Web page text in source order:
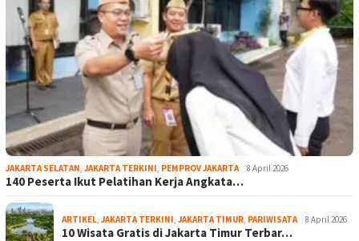
JAKARTA SELATAN, JAKARTA TERKINI, PEMPROV JAKARTA 8 April 2026
140 Peserta Ikut Pelatihan Kerja Angkata…
ARTIKEL, JAKARTA TERKINI, JAKARTA TIMUR, PARIWISATA 8 April 2026
10 Wisata Gratis di Jakarta Timur Terbar…